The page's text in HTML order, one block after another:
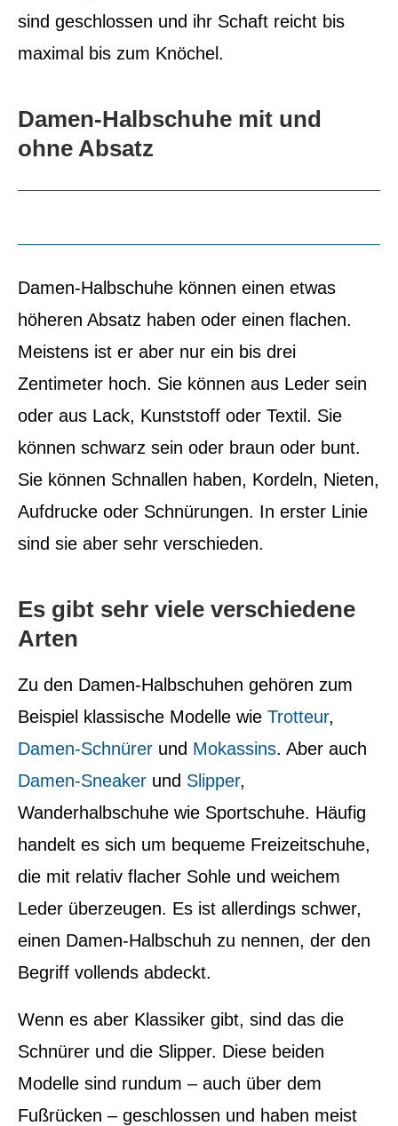
sind geschlossen und ihr Schaft reicht bis
maximal bis zum Knöchel.
Damen-Halbschuhe mit und
ohne Absatz
Damen-Halbschuhe können einen etwas
höheren Absatz haben oder einen flachen.
Meistens ist er aber nur ein bis drei
Zentimeter hoch. Sie können aus Leder sein
oder aus Lack, Kunststoff oder Textil. Sie
können schwarz sein oder braun oder bunt.
Sie können Schnallen haben, Kordeln, Nieten,
Aufdrucke oder Schnürungen. In erster Linie
sind sie aber sehr verschieden.
Es gibt sehr viele verschiedene
Arten
Zu den Damen-Halbschuhen gehören zum
Beispiel klassische Modelle wie Trotteur,
Damen-Schnürer und Mokassins. Aber auch
Damen-Sneaker und Slipper,
Wanderhalbschuhe wie Sportschuhe. Häufig
handelt es sich um bequeme Freizeitschuhe,
die mit relativ flacher Sohle und weichem
Leder überzeugen. Es ist allerdings schwer,
einen Damen-Halbschuh zu nennen, der den
Begriff vollends abdeckt.
Wenn es aber Klassiker gibt, sind das die
Schnürer und die Slipper. Diese beiden
Modelle sind rundum – auch über dem
Fußrücken – geschlossen und haben meist